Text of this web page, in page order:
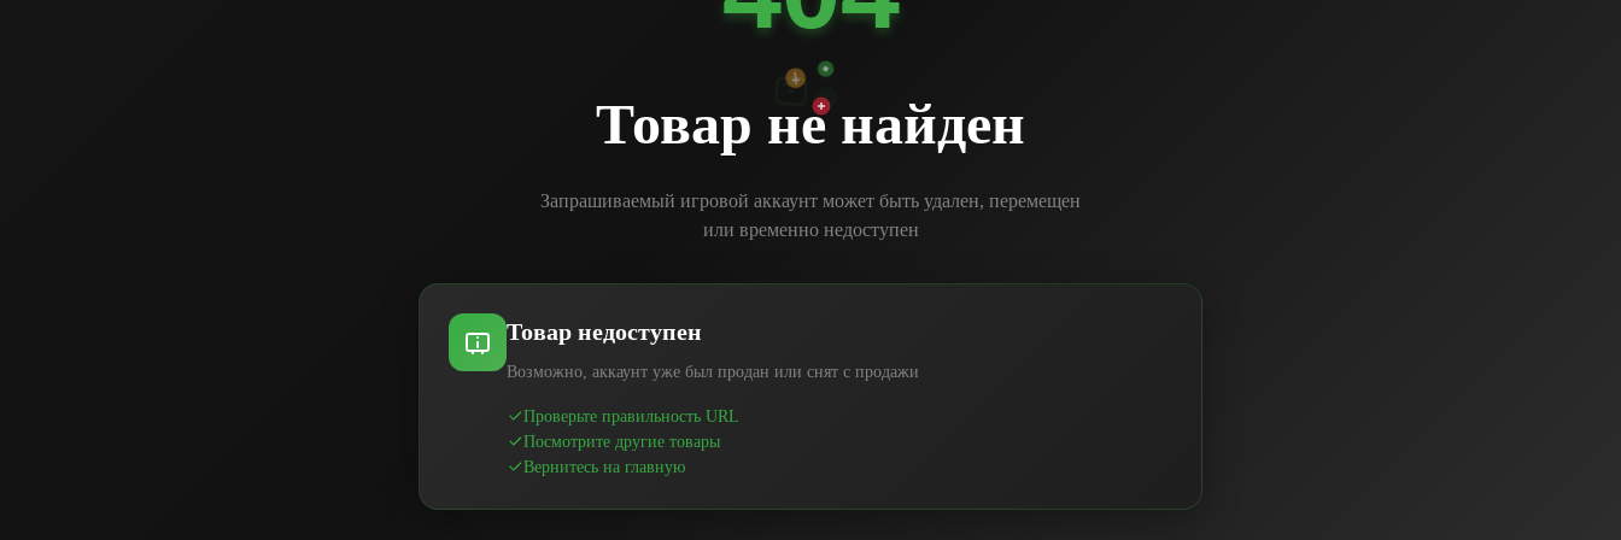
Товар не найден
Запрашиваемый игровой аккаунт может быть удален, перемещен
или временно недоступен
Товар недоступен
Возможно, аккаунт уже был продан или снят с продажи
Проверьте правильность URL
Посмотрите другие товары
Вернитесь на главную